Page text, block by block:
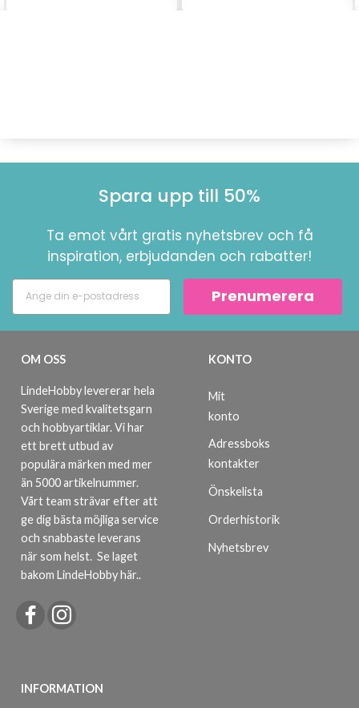
Spara upp till 50%
Ta emot vårt gratis nyhetsbrev och få
inspiration, erbjudanden och rabatter!
Prenumerera
OM OSS
LindeHobby levererar hela
Sverige med kvalitetsgarn
och hobbyartiklar. Vi har
ett brett utbud av
populära märken med mer
än 5000 artikelnummer.
Vårt team strävar efter att
ge dig bästa möjliga service
och snabbaste leverans
när som helst. Se laget
bakom LindeHobby här..
INFORMATION
KONTO
Mit
konto
Adressboks
kontakter
Önskelista
Orderhistorik
Nyhetsbrev